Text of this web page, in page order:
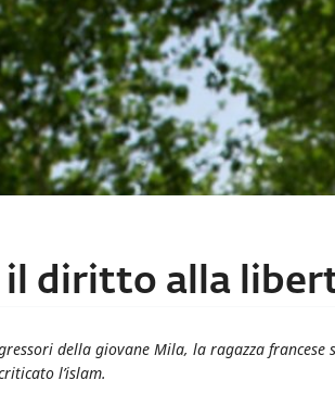
diritto alla
della giovane Mila, la ragazza francese
l’islam.